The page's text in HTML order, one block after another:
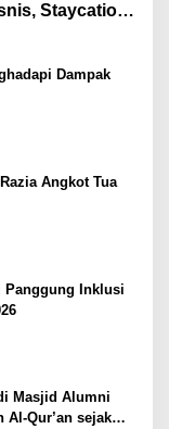
Staycation,
Dampak
Angkot Tua
Panggung Inklusi
Masjid Alumni
Al-Qur’an sejak